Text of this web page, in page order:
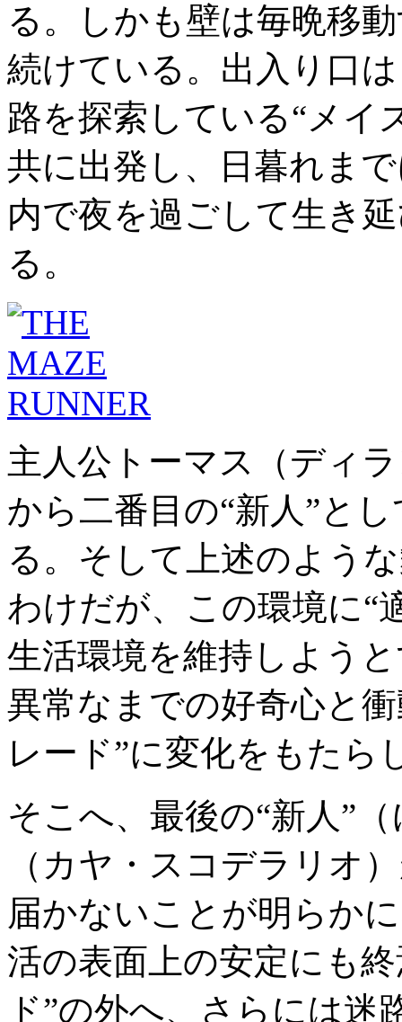
る。しかも壁は毎晩移
続けている。出入り口
路を探索している“メイ
共に出発し、日暮れま
内で夜を過ごして生き
る。
主人公トーマス（ディ
から二番目の“新人”と
る。そして上述のよう
わけだが、この環境に“
生活環境を維持しよう
異常なまでの好奇心と
レード”に変化をもたら
そこへ、最後の“新人”
（カヤ・スコデラリオ
届かないことが明らか
活の表面上の安定にも
ド”の外へ、さらには